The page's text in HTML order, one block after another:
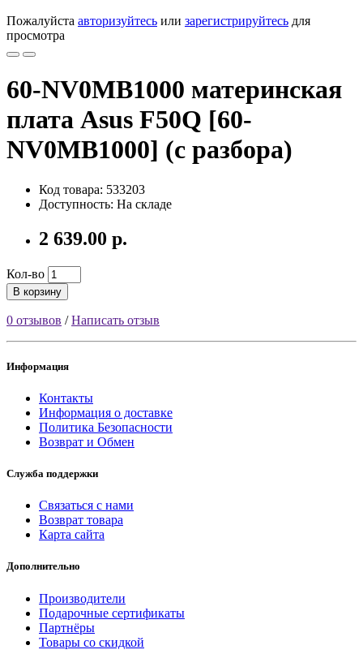
Пожалуйста авторизуйтесь или зарегистрируйтесь для
просмотра
60-NV0MB1000 материнская
плата Asus F50Q [60-
NV0MB1000] (с разбора)
Код товара: 533203
Доступность: На складе
2 639.00 р.
Кол-во
В корзину
0 отзывов /Написать отзыв
Информация
Контакты
Информация о доставке
Политика Безопасности
Возврат и Обмен
Служба поддержки
Связаться с нами
Возврат товара
Карта сайта
Дополнительно
Производители
Подарочные сертификаты
Партнёры
Товары со скидкой